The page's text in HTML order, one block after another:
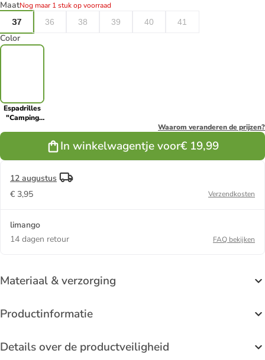
MaatNog maar 1 stuk op voorraad
37
36 38 39 40 41
Color
Espadrilles
"Camping
Waarom veranderen de prijzen?
In winkelwagentje voor€ 19,99
12 augustus
€ 3,95
Verzendkosten
limango
14 dagen retour
FAQ bekijken
Materiaal & verzorging
Productinformatie
Details over de productveiligheid